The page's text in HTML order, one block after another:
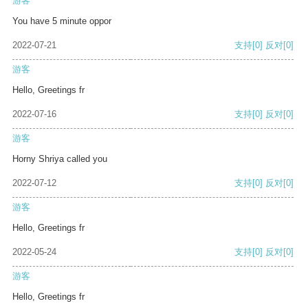
You have 5 minute oppor
2022-07-21 支持[0] 反对[0]
游客
Hello, Greetings fr
2022-07-16 支持[0] 反对[0]
游客
Horny Shriya called you
2022-07-12 支持[0] 反对[0]
游客
Hello, Greetings fr
2022-05-24 支持[0] 反对[0]
游客
Hello, Greetings fr